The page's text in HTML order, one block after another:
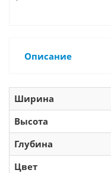
Описание
Ширина
Высота
Глубина
Цвет